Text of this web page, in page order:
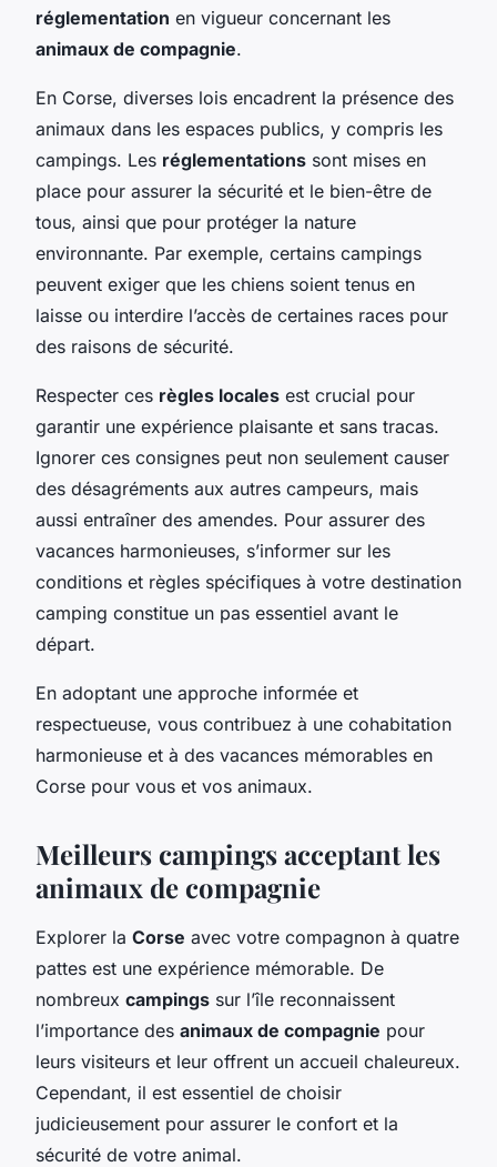
réglementation en vigueur concernant les
animaux de compagnie.
En Corse, diverses lois encadrent la présence des
animaux dans les espaces publics, y compris les
campings. Les réglementations sont mises en
place pour assurer la sécurité et le bien-être de
tous, ainsi que pour protéger la nature
environnante. Par exemple, certains campings
peuvent exiger que les chiens soient tenus en
laisse ou interdire l’accès de certaines races pour
des raisons de sécurité.
Respecter ces règles locales est crucial pour
garantir une expérience plaisante et sans tracas.
Ignorer ces consignes peut non seulement causer
des désagréments aux autres campeurs, mais
aussi entraîner des amendes. Pour assurer des
vacances harmonieuses, s’informer sur les
conditions et règles spécifiques à votre destination
camping constitue un pas essentiel avant le
départ.
En adoptant une approche informée et
respectueuse, vous contribuez à une cohabitation
harmonieuse et à des vacances mémorables en
Corse pour vous et vos animaux.
Meilleurs campings acceptant les
animaux de compagnie
Explorer la Corse avec votre compagnon à quatre
pattes est une expérience mémorable. De
nombreux campings sur l’île reconnaissent
l’importance des animaux de compagnie pour
leurs visiteurs et leur offrent un accueil chaleureux.
Cependant, il est essentiel de choisir
judicieusement pour assurer le confort et la
sécurité de votre animal.